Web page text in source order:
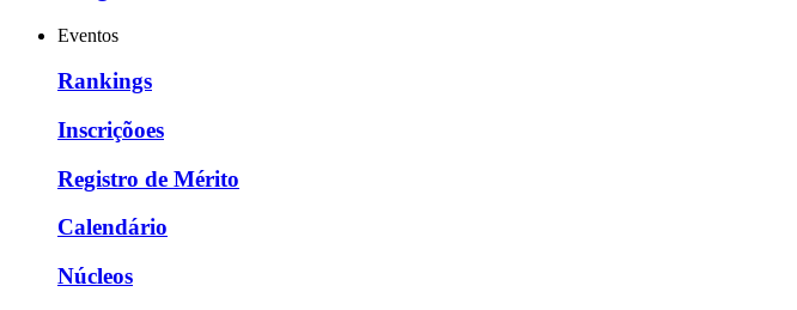
Eventos
Rankings
Inscriçõoes
Registro de Mérito
Calendário
Núcleos